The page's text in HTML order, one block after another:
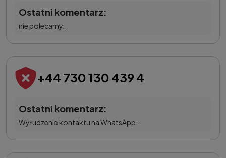
Ostatni komentarz:
nie polecamy...
+44 730 130 439 4
Ostatni komentarz:
Wyłudzenie kontaktu na WhatsApp...